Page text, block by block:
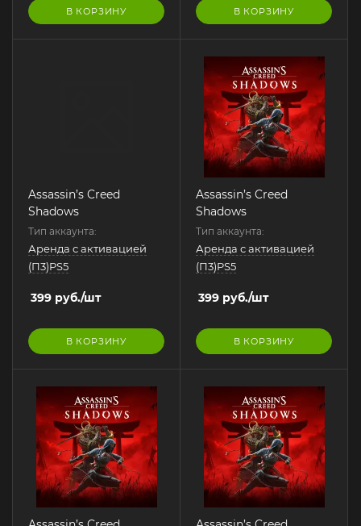
В КОРЗИНУ В КОРЗИНУ
Assassin’s Creed
Shadows
Тип аккаунта:
Аренда с активацией
(П3)PS5
399 руб./шт
В КОРЗИНУ
Assassin’s Creed
Shadows
Тип аккаунта:
Аренда с активацией
(П3)PS5
399 руб./шт
В КОРЗИНУ